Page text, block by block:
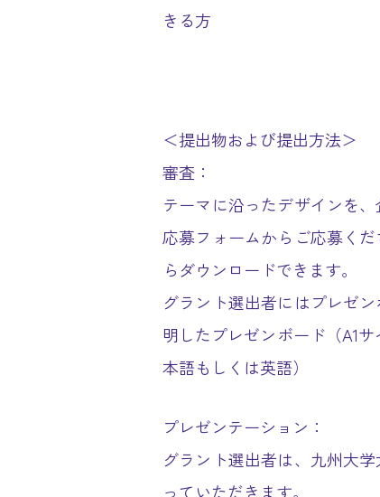
きる方
＜提出物および提出方法＞
審査：
テーマに沿ったデザインを
応募フォームからご応募く
らダウンロードできます。
グラント選出者にはプレゼ
明したプレゼンボード（A1
本語もしくは英語）
プレゼンテーション：
グラント選出者は、九州大
っていただきます。